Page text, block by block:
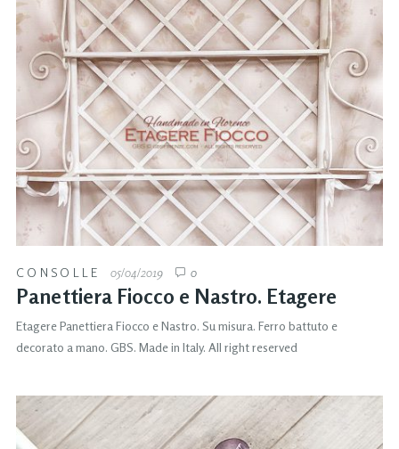
CONSOLLE 05/04/2019 0
Panettiera Fiocco e Nastro. Etagere
Etagere Panettiera Fiocco e Nastro. Su misura. Ferro battuto e
decorato a mano. GBS. Made in Italy. All right reserved